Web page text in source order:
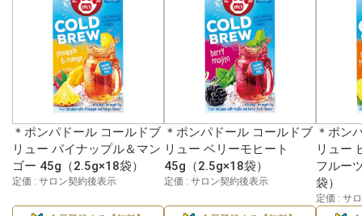
＊ポンパドール コールドブ
リュー パイナップル＆マン
ゴー 45g（2.5g×18袋）
定価 : サロン契約後表示
＊ポンパドール コールドブ
リュー ベリーモヒート
45g（2.5g×18袋）
定価 : サロン契約後表示
＊ポン
リュー
フルー
袋）
定価 : サ